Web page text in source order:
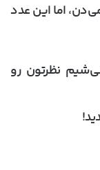
اما این عدد
نظرتون رو